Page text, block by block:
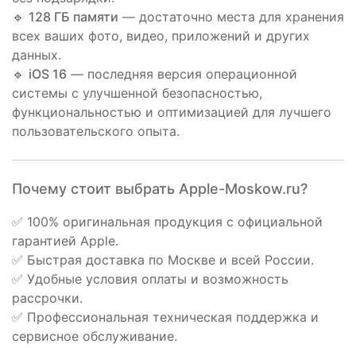
🔹 128 ГБ памяти — достаточно места для хранения
всех ваших фото, видео, приложений и других
данных.
🔹 iOS 16 — последняя версия операционной
системы с улучшенной безопасностью,
функциональностью и оптимизацией для лучшего
пользовательского опыта.
Почему стоит выбрать Apple-Moskow.ru?
✅ 100% оригинальная продукция с официальной
гарантией Apple.
✅ Быстрая доставка по Москве и всей России.
✅ Удобные условия оплаты и возможность
рассрочки.
✅ Профессиональная техническая поддержка и
сервисное обслуживание.